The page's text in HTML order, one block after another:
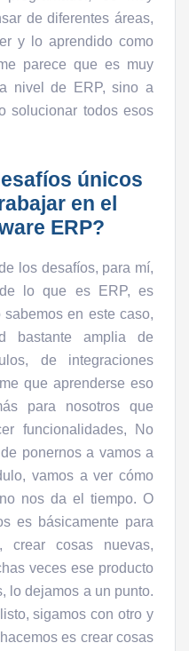
de diferentes áreas,
y lo aprendido como
parece que es muy
nivel de ERP, sino a
solucionar todos esos
únicos
en el
ERP?
los desafíos, para mí,
lo que es ERP, es
en este caso,
bastante amplia de
de integraciones
que aprenderse eso
para nosotros que
funcionalidades, No
ponernos a vamos a
vamos a ver cómo
nos da el tiempo. O
es básicamente para
crear cosas nuevas,
veces ese producto
lo dejamos a un punto.
sigamos con otro y
es crear cosas